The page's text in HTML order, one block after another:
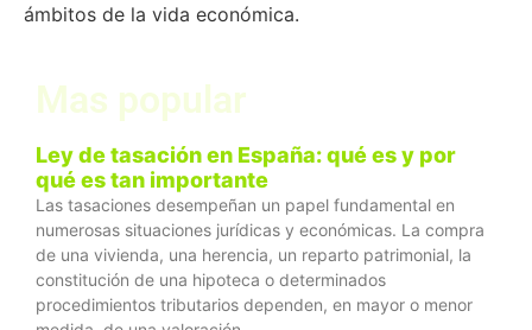
ámbitos de la vida económica.
Mas popular
Ley de tasación en España: qué es y por
qué es tan importante
Las tasaciones desempeñan un papel fundamental en
numerosas situaciones jurídicas y económicas. La compra
de una vivienda, una herencia, un reparto patrimonial, la
constitución de una hipoteca o determinados
procedimientos tributarios dependen, en mayor o menor